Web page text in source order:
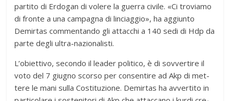
par­tito di Erdo­gan di volere la guerra civile. «Ci tro­viamo
di fronte a una cam­pa­gna di lin­ciag­gio», ha aggiunto
Demir­tas com­men­tando gli attac­chi a 140 sedi di Hdp da
parte degli ultra-nazionalisti.
L’obiettivo, secondo il lea­der poli­tico, è di sov­ver­tire il
voto del 7 giu­gno scorso per con­sen­tire ad Akp di met­
tere le mani sulla Costi­tu­zione. Demir­tas ha avver­tito in